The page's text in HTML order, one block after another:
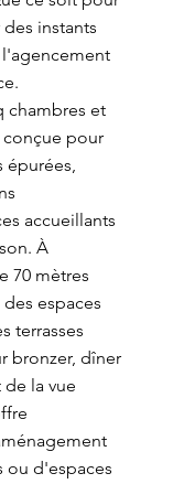
instants
l'agencement
chambres et
conçue pour
épurées,
accueillants
À
70 mètres
espaces
terrasses
bronzer, dîner
la vue
ou d'espaces